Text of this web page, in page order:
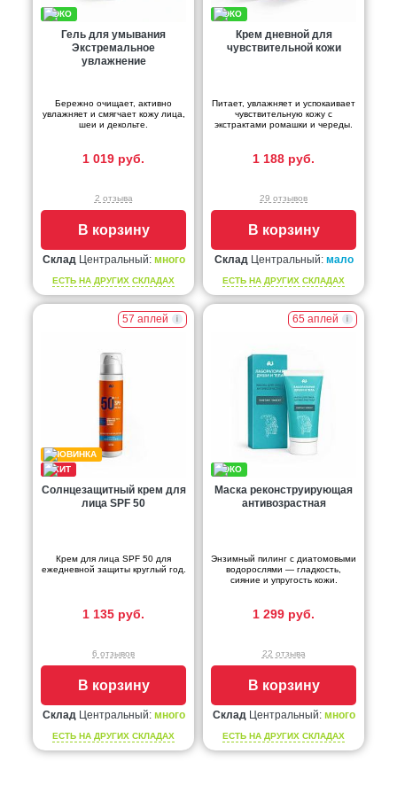
Гель для умывания
Экстремальное
увлажнение
Бережно очищает, активно
увлажняет и смягчает кожу лица,
шеи и декольте.
1 019 руб.
2 отзыва
В корзину
Склад Центральный: много
ЕСТЬ НА ДРУГИХ СКЛАДАХ
Крем дневной для
чувствительной кожи
Питает, увлажняет и успокаивает
чувствительную кожу с
экстрактами ромашки и череды.
1 188 руб.
29 отзывов
В корзину
Склад Центральный: мало
ЕСТЬ НА ДРУГИХ СКЛАДАХ
57 аплей
Солнцезащитный крем для
лица SPF 50
Крем для лица SPF 50 для
ежедневной защиты круглый год.
1 135 руб.
6 отзывов
В корзину
Склад Центральный: много
ЕСТЬ НА ДРУГИХ СКЛАДАХ
65 аплей
Маска реконструирующая
антивозрастная
Энзимный пилинг с диатомовыми
водорослями — гладкость,
сияние и упругость кожи.
1 299 руб.
22 отзыва
В корзину
Склад Центральный: много
ЕСТЬ НА ДРУГИХ СКЛАДАХ